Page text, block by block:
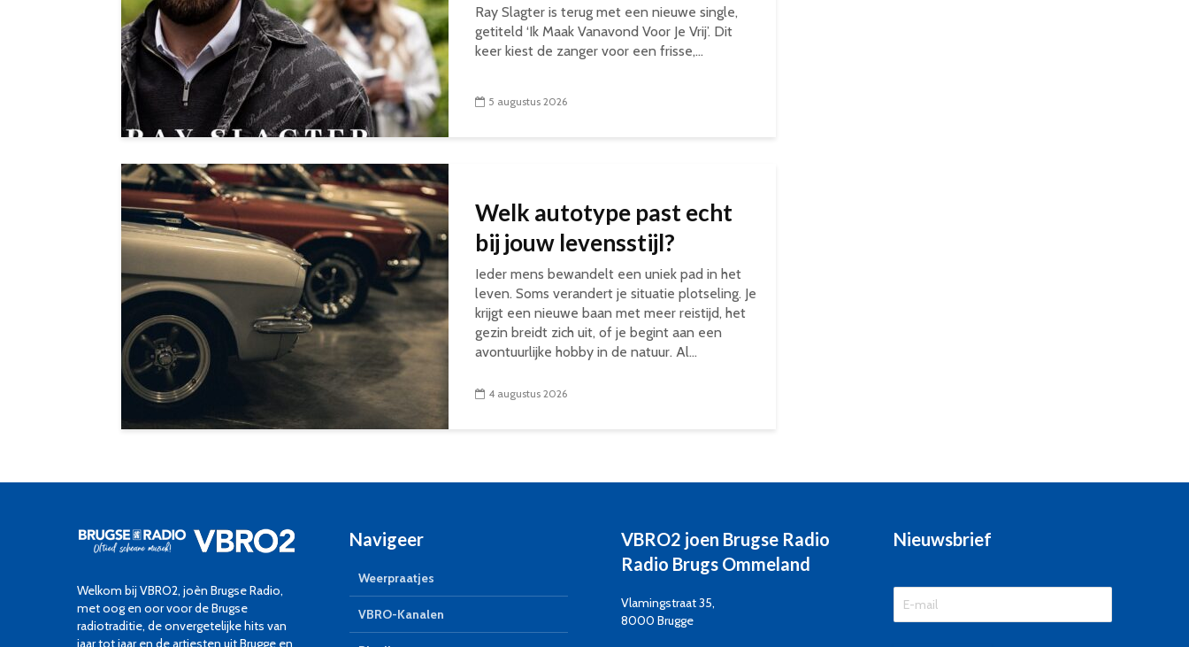
Ray Slagter is terug met een nieuwe single,
getiteld ‘Ik Maak Vanavond Voor Je Vrij’. Dit
keer kiest de zanger voor een frisse,...
5 augustus 2026
Welk autotype past echt
bij jouw levensstijl?
Ieder mens bewandelt een uniek pad in het
leven. Soms verandert je situatie plotseling. Je
krijgt een nieuwe baan met meer reistijd, het
gezin breidt zich uit, of je begint aan een
avontuurlijke hobby in de natuur. Al...
4 augustus 2026
Welkom bij VBRO2, joèn Brugse Radio,
met oog en oor voor de Brugse
radiotraditie, de onvergetelijke hits van
jaar tot jaar en de artiesten uit Brugge en
Navigeer
Weerpraatjes
VBRO-Kanalen
VBRO2 joen Brugse Radio
Radio Brugs Ommeland
Vlamingstraat 35,
8000 Brugge
Nieuwsbrief